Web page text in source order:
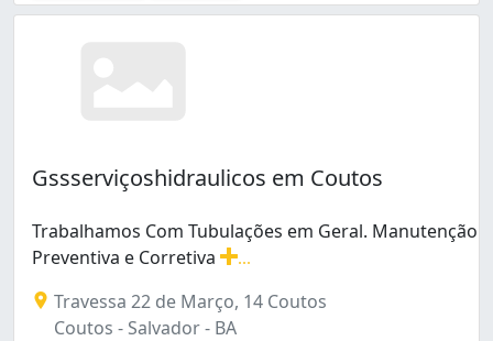
Gssserviçoshidraulicos em Coutos
Trabalhamos Com Tubulações em Geral. Manutenção
Preventiva e Corretiva
Travessa 22 de Março, 14 Coutos
Coutos - Salvador - BA